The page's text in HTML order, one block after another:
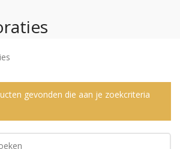
gevonden die aan je zoekcriteria